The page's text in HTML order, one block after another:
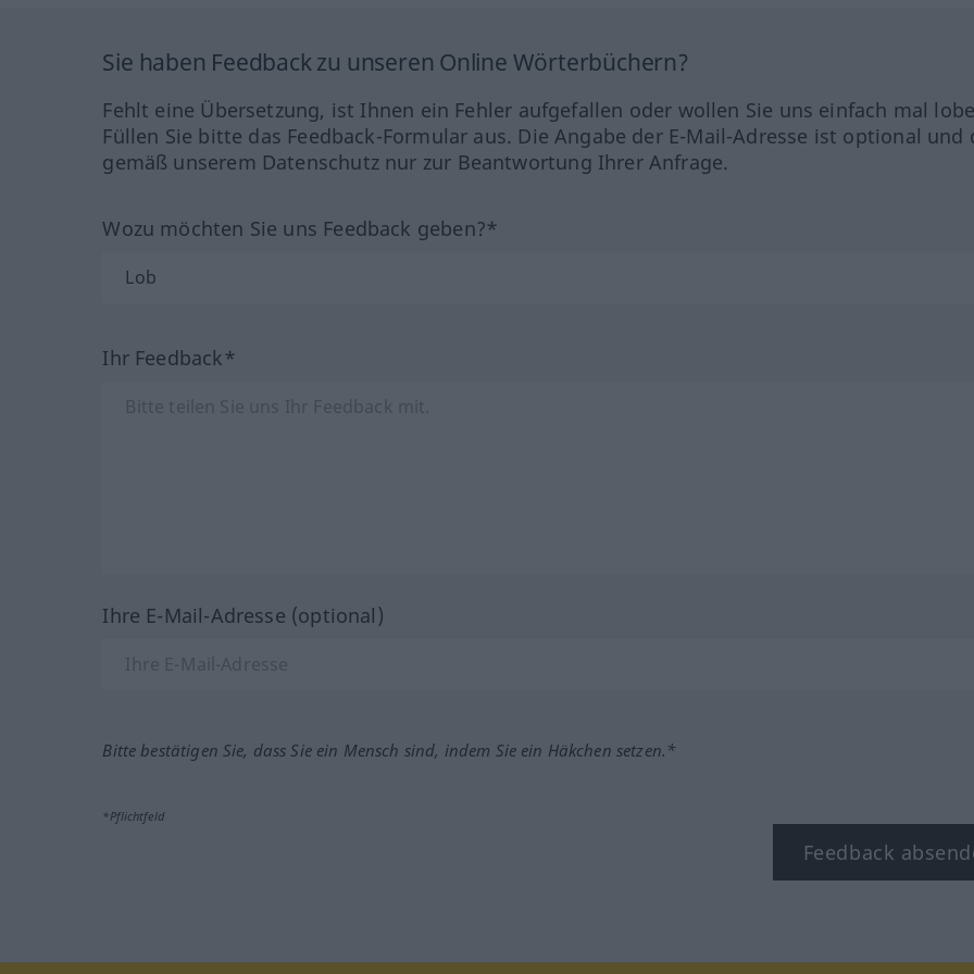
Sie haben Feedback zu unseren Online Wörterbüchern?
Fehlt eine Übersetzung, ist Ihnen ein Fehler aufgefallen oder wollen Sie uns einfach mal
Füllen Sie bitte das Feedback-Formular aus. Die Angabe der E-Mail-Adresse ist optional und
gemäß unserem Datenschutz nur zur Beantwortung Ihrer Anfrage.
Wozu möchten Sie uns Feedback geben?*
Ihr Feedback*
Ihre E-Mail-Adresse (optional)
Bitte bestätigen Sie, dass Sie ein Mensch sind, indem Sie ein Häkchen setzen.*
*Pflichtfeld
Feedback